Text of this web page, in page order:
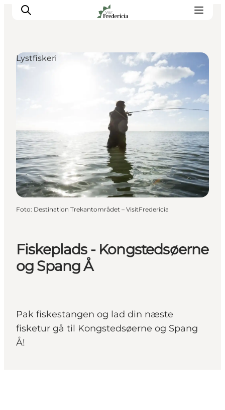
Overnatning
Planlæg din tur
Book guidet tur
Fiskeplads - Kongstedsøerne
og Spang Å
Pak fiskestangen og lad din næste
fisketur gå til Kongstedsøerne og Spang
Å!
Lystfiskeri
Foto: Destination Trekantområdet – VisitFredericia